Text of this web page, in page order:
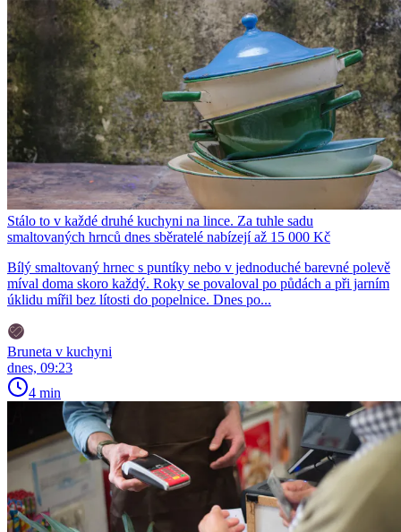
Stálo to v každé druhé kuchyni na lince. Za tuhle sadu
smaltovaných hrnců dnes sběratelé nabízejí až 15 000 Kč
Bílý smaltovaný hrnec s puntíky nebo v jednoduché barevné polevě
míval doma skoro každý. Roky se povaloval po půdách a při jarním
úklidu mířil bez lítosti do popelnice. Dnes po...
Bruneta v kuchyni
dnes, 09:23
4 min